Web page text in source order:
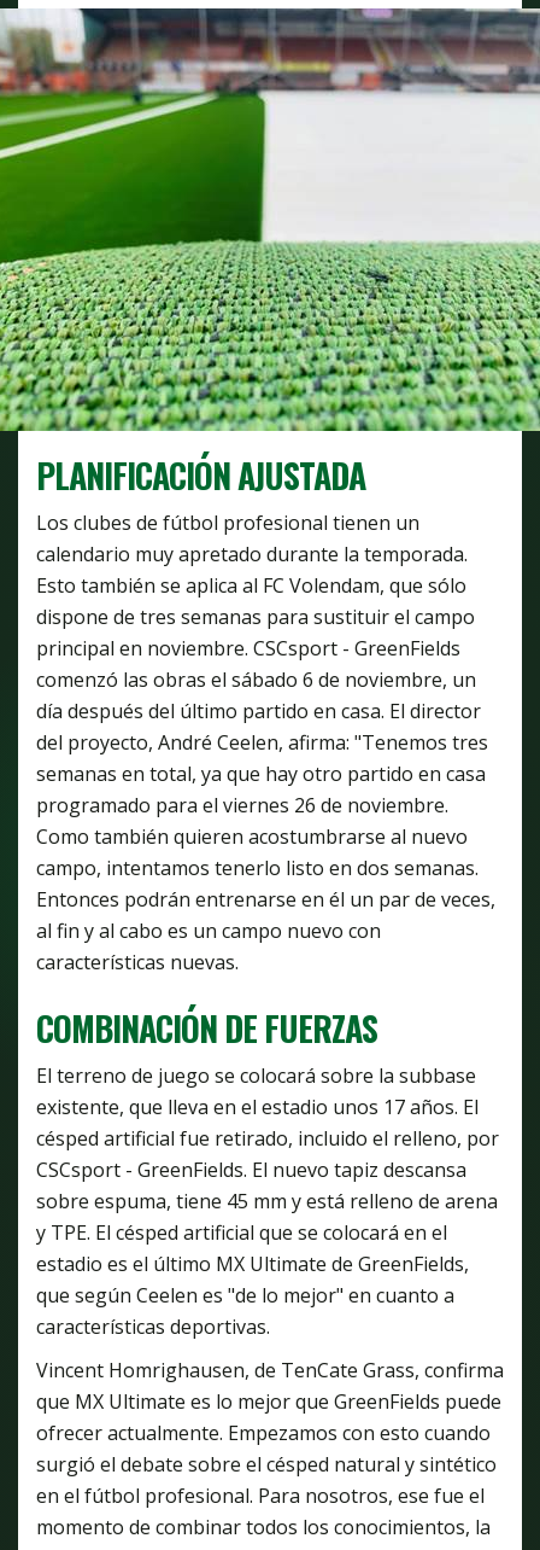
PLANIFICACIÓN AJUSTADA
Los clubes de fútbol profesional tienen un
calendario muy apretado durante la temporada.
Esto también se aplica al FC Volendam, que sólo
dispone de tres semanas para sustituir el campo
principal en noviembre. CSCsport - GreenFields
comenzó las obras el sábado 6 de noviembre, un
día después del último partido en casa. El director
del proyecto, André Ceelen, afirma: "Tenemos tres
semanas en total, ya que hay otro partido en casa
programado para el viernes 26 de noviembre.
Como también quieren acostumbrarse al nuevo
campo, intentamos tenerlo listo en dos semanas.
Entonces podrán entrenarse en él un par de veces,
al fin y al cabo es un campo nuevo con
características nuevas.
COMBINACIÓN DE FUERZAS
El terreno de juego se colocará sobre la subbase
existente, que lleva en el estadio unos 17 años. El
césped artificial fue retirado, incluido el relleno, por
CSCsport - GreenFields. El nuevo tapiz descansa
sobre espuma, tiene 45 mm y está relleno de arena
y TPE. El césped artificial que se colocará en el
estadio es el último MX Ultimate de GreenFields,
que según Ceelen es "de lo mejor" en cuanto a
características deportivas.
Vincent Homrighausen, de TenCate Grass, confirma
que MX Ultimate es lo mejor que GreenFields puede
ofrecer actualmente. Empezamos con esto cuando
surgió el debate sobre el césped natural y sintético
en el fútbol profesional. Para nosotros, ese fue el
momento de combinar todos los conocimientos, la